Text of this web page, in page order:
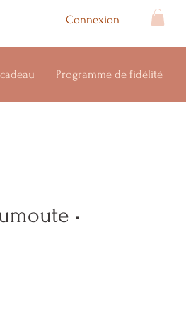
Connexion
Programme de fidélité
•